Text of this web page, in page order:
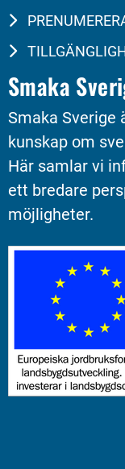
Smaka
Smaka Sverige
kunskap om
Här samlar vi
ett bredare
möjligheter.